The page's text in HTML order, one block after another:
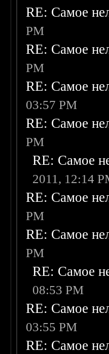
RE: Самое
PM
RE: Самое
PM
RE: Самое
03:57 PM
RE: Самое
PM
RE: Самое
2011, 12:14
RE: Самое
PM
RE: Самое
PM
RE: Самое
08:53 PM
RE: Самое
03:55 PM
RE: Самое